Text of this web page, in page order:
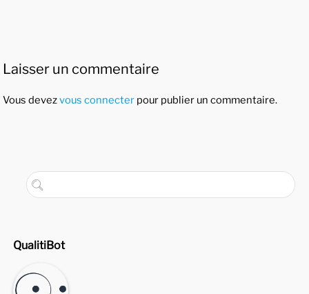
Laisser un commentaire
Vous devezvous connecter pour publier un commentaire.
QualitiBot